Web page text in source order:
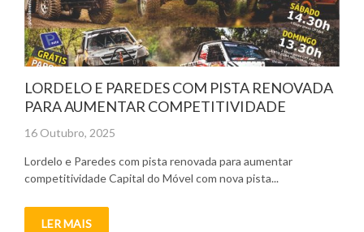
LORDELO E PAREDES COM PISTA RENOVADA
PARA AUMENTAR COMPETITIVIDADE
Posted
16 Outubro, 2025
Lordelo e Paredes com pista renovada para aumentar
competitividade Capital do Móvel com nova pista...
LER MAIS